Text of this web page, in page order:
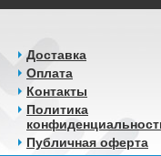
Доставка
Оплата
Контакты
Политика
Публичная оферта